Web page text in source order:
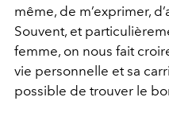
même, de m’exprimer,
Souvent, et
femme, on nous fait
vie personnelle et sa
possible de trouver le